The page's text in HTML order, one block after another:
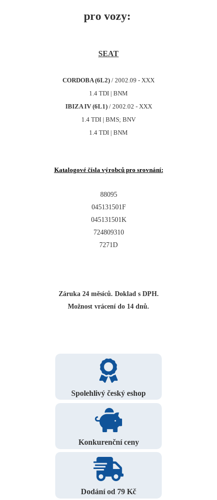
pro vozy:
SEAT
CORDOBA (6L2) / 2002.09 - XXX
1.4 TDI | BNM
IBIZA IV (6L1)/ 2002.02 - XXX
1.4 TDI | BMS; BNV
1.4 TDI | BNM
Katalogové čísla výrobců pro srovnání:
88095
045131501F
045131501K
724809310
7271D
Záruka 24 měsíců. Doklad s DPH.
Možnost vrácení do 14 dnů.
Spolehlivý český eshop
Konkurenční ceny
Dodání od 79 Kč